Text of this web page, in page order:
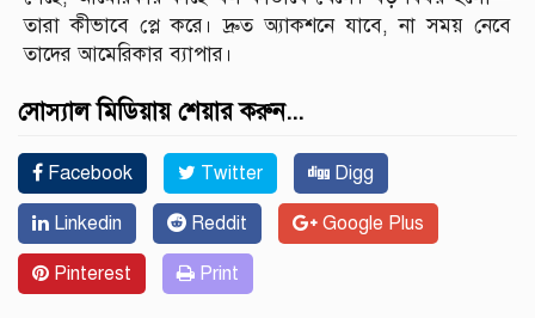
তারা কীভাবে প্লে করে। দ্রুত অ্যাকশনে যাবে, না সময় নেবে
তাদের আমেরিকার ব্যাপার।
সোস্যাল মিডিয়ায় শেয়ার করুন...
Facebook Twitter Digg
Linkedin Reddit Google Plus
Pinterest Print